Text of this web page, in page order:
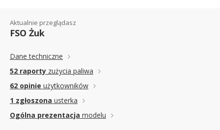
Aktualnie przeglądasz
FSO Żuk
Dane techniczne
52 raporty zużycia paliwa
62 opinie użytkowników
1 zgłoszona usterka
Ogólna prezentacja modelu